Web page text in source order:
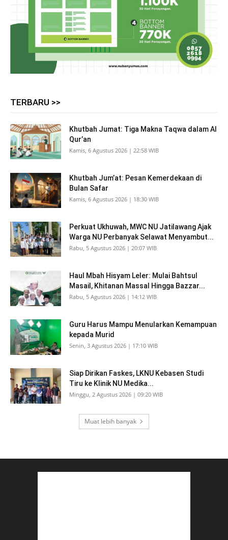
TERBARU >>
Khutbah Jumat: Tiga Makna Taqwa dalam Al
Qur’an
Kamis, 6 Agustus 2026 | 22:58 WIB
Khutbah Jum’at: Pesan Kemerdekaan di
Bulan Safar
Kamis, 6 Agustus 2026 | 18:30 WIB
Perkuat Ukhuwah, MWC NU Jatilawang Ajak
Warga NU Perbanyak Selawat Menyambut...
Rabu, 5 Agustus 2026 | 20:07 WIB
Haul Mbah Hisyam Leler: Mulai Bahtsul
Masail, Khitanan Massal Hingga Bazzar...
Rabu, 5 Agustus 2026 | 14:12 WIB
Guru Harus Mampu Menularkan Kemampuan
kepada Murid
Senin, 3 Agustus 2026 | 17:10 WIB
Siap Dirikan Faskes, LKNU Kebasen Studi
Tiru ke Klinik NU Medika...
Minggu, 2 Agustus 2026 | 09:20 WIB
Muat lebih banyak